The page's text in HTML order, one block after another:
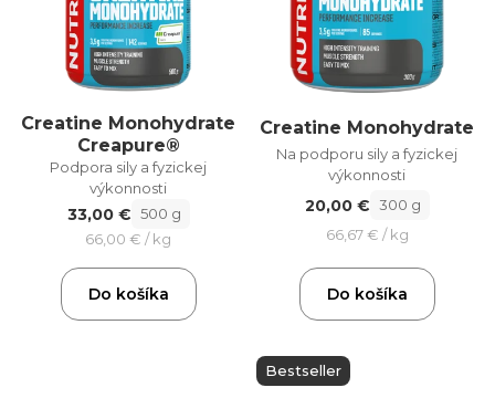
Creatine Monohydrate
Creapure®
Podpora sily a fyzickej
výkonnosti
33,00 € 500 g
66,00 € / kg
Do košíka
Creatine Monohydrate
Na podporu sily a fyzickej
výkonnosti
20,00 € 300 g
66,67 € / kg
Do košíka
Bestseller